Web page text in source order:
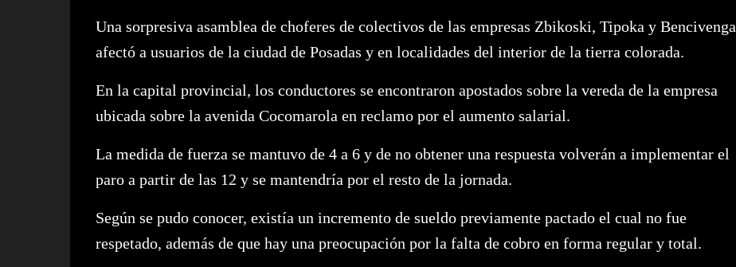
Una sorpresiva asamblea de choferes de colectivos de las empresas Zbikoski, Tipoka y Bencivenga
afectó a usuarios de la ciudad de Posadas y en localidades del interior de la tierra colorada.
En la capital provincial, los conductores se encontraron apostados sobre la vereda de la empresa
ubicada sobre la avenida Cocomarola en reclamo por el aumento salarial.
La medida de fuerza se mantuvo de 4 a 6 y de no obtener una respuesta volverán a implementar el
paro a partir de las 12 y se mantendría por el resto de la jornada.
Según se pudo conocer, existía un incremento de sueldo previamente pactado el cual no fue
respetado, además de que hay una preocupación por la falta de cobro en forma regular y total.